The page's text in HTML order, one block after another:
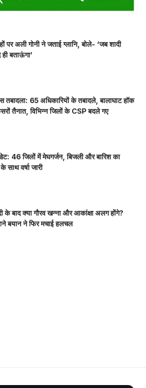
पर अली गोनी ने जताई ग्लानि, बोले- ‘जब शादी
बताऊंगा’
तबादला: 65 अधिकारियों के तबादले, बालाघाट हॉक
तैनात, विभिन्न जिलों के CSP बदले गए
46 जिलों में मेघगर्जन, बिजली और बारिश का
साथ वर्षा जारी
के बाद क्या गौरव खन्ना और आकांक्षा अलग होंगे?
बयान ने फिर मचाई हलचल